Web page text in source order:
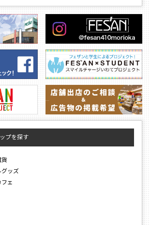
プを探す
貨
グッズ
ェ